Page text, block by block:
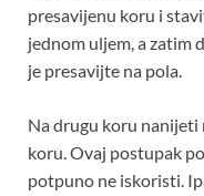
presavijenu koru i
jednom uljem, a zatim
je presavijte na pola.
Na drugu koru nanijeti
koru. Ovaj postupak
potpuno ne iskoristi.